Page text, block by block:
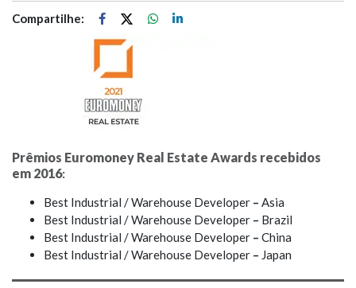
Compartilhe:
Prêmios Euromoney Real Estate Awards recebidos
em 2016:
Best Industrial / Warehouse Developer – Asia
Best Industrial / Warehouse Developer – Brazil
Best Industrial / Warehouse Developer – China
Best Industrial / Warehouse Developer – Japan